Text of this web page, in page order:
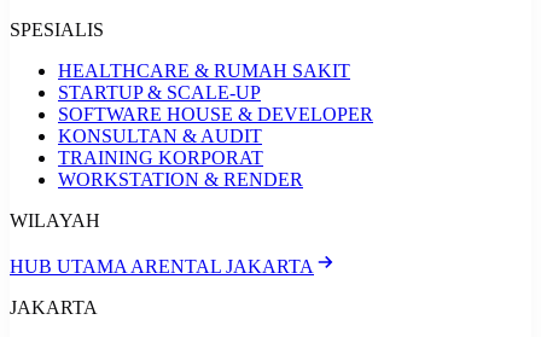
SPESIALIS
HEALTHCARE & RUMAH SAKIT
STARTUP & SCALE-UP
SOFTWARE HOUSE & DEVELOPER
KONSULTAN & AUDIT
TRAINING KORPORAT
WORKSTATION & RENDER
WILAYAH
HUB UTAMA ARENTAL JAKARTA
JAKARTA